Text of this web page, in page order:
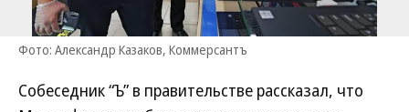
Фото: Александр Казаков, Коммерсантъ
Собеседник “Ъ” в правительстве рассказал, что